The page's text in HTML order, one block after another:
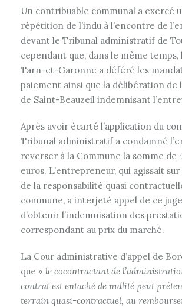
Un contribuable communal a exercé
répétition de l’indu à l’encontre de
devant le Tribunal administratif de
cependant que, dans le même
Tarn-et-Garonne a déféré les
paiement ainsi que la délibération de
de Saint-Beauzeil indemnisant
Après avoir écarté l’application du
Tribunal administratif a condamné
reverser à la Commune la somme de
euros. L’entrepreneur, qui agissait
de la responsabilité quasi
commune, a interjeté appel de ce
d’obtenir l’indemnisation des
correspondant au prix du marché.
La Cour administrative d’appel de
que « le cocontractant de
contrat est entaché de nullité peut
terrain quasi-contractuel, au